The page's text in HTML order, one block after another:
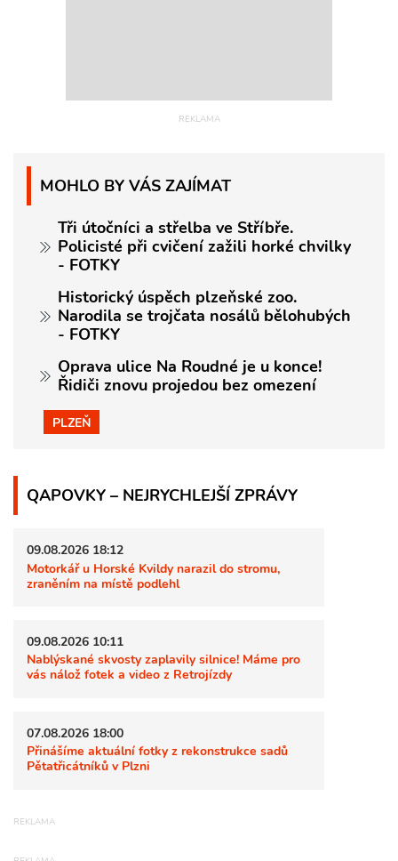
MOHLO BY VÁS ZAJÍMAT
Tři útočníci a střelba ve Stříbře.
Policisté při cvičení zažili horké chvilky
- FOTKY
Historický úspěch plzeňské zoo.
Narodila se trojčata nosálů bělohubých
- FOTKY
Oprava ulice Na Roudné je u konce!
Řidiči znovu projedou bez omezení
PLZEŇ
QAPOVKY – NEJRYCHLEJŠÍ ZPRÁVY
09.08.2026 18:12
Motorkář u Horské Kvildy narazil do stromu,
zraněním na místě podlehl
09.08.2026 10:11
Nablýskané skvosty zaplavily silnice! Máme pro
vás nálož fotek a video z Retrojízdy
07.08.2026 18:00
Přinášíme aktuální fotky z rekonstrukce sadů
Pětatřicátníků v Plzni